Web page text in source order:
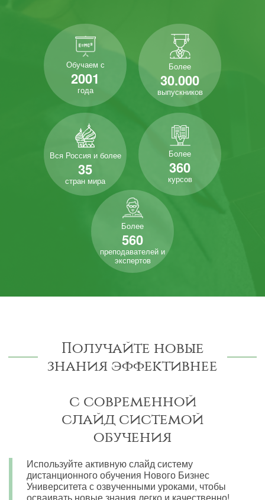
Обучаем с
2001
года
Более
30.000
выпускников
Вся Россия и более
35
стран мира
Более
360
курсов
Более
560
преподавателей и
экспертов
Получайте новые
знания эффективнее
с современной
слайд системой
обучения
Используйте активную слайд систему
дистанционного обучения Нового Бизнес
Университета с озвученными уроками, чтобы
осваивать новые знания легко и качественно!